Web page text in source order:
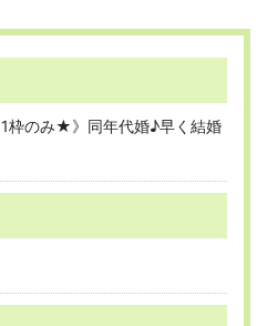
1枠のみ★》同年代婚♪早く結婚